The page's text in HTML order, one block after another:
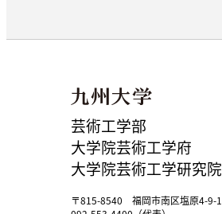
芸術工学部
大学院芸術工学府
大学院芸術工学研究院
〒815-8540 福岡市南区塩原4-9-1